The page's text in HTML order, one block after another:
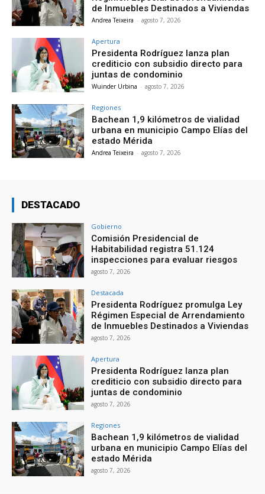
de Inmuebles Destinados a Viviendas
Andrea Teixeira - agosto 7, 2026
Apertura
Presidenta Rodríguez lanza plan
crediticio con subsidio directo para
juntas de condominio
Wuinder Urbina - agosto 7, 2026
Regiones
Bachean 1,9 kilómetros de vialidad
urbana en municipio Campo Elías del
estado Mérida
Andrea Teixeira - agosto 7, 2026
DESTACADO
Gobierno
Comisión Presidencial de
Habitabilidad registra 51.124
inspecciones para evaluar riesgos
agosto 7, 2026
Destacada
Presidenta Rodríguez promulga Ley
Régimen Especial de Arrendamiento
de Inmuebles Destinados a Viviendas
agosto 7, 2026
Apertura
Presidenta Rodríguez lanza plan
crediticio con subsidio directo para
juntas de condominio
agosto 7, 2026
Regiones
Bachean 1,9 kilómetros de vialidad
urbana en municipio Campo Elías del
estado Mérida
agosto 7, 2026